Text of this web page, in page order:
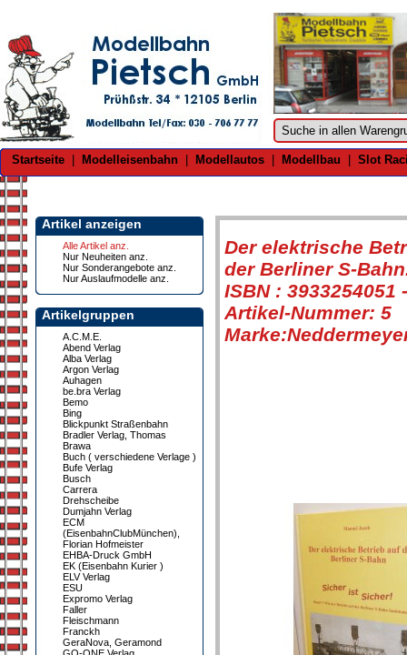
Startseite Modelleisenbahn Modellautos Modellbau Slot
Artikel anzeigen
Alle Artikel anz.
Nur Neuheiten anz.
Nur Sonderangebote anz.
Nur Auslaufmodelle anz.
Artikelgruppen
A.C.M.E.
Abend Verlag
Alba Verlag
Argon Verlag
Auhagen
be.bra Verlag
Bemo
Bing
Blickpunkt Straßenbahn
Bradler Verlag, Thomas
Brawa
Buch ( verschiedene Verlage )
Bufe Verlag
Busch
Carrera
Drehscheibe
Dumjahn Verlag
ECM
(EisenbahnClubMünchen),
Florian Hofmeister
EHBA-Druck GmbH
EK (Eisenbahn Kurier )
ELV Verlag
ESU
Expromo Verlag
Faller
Fleischmann
Franckh
GeraNova, Geramond
Der elektrische
der Berliner S-
ISBN : 3933254051
Artikel-Nummer: 5